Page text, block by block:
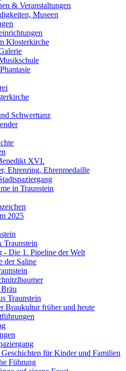
& Veranstaltungen
Museen
Klosterkirche
Schwerttanz
XVI.
Ehrenring, Ehrenmedaille
in Traunstein
2025
Traunstein
- Die 1. Pipeline der Welt
der Saline
Traunstein
Braukultur früher und heute
Geschichten für Kinder und Familien
Führung